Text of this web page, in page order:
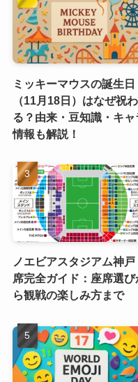
ミッキーマウスの誕生日
（11月18日）はなぜ祝
る？由来・豆知識・キャ
情報も解説！
ノエビアスタジアム神戸
席完全ガイド：座席選び
ら観戦の楽しみ方まで